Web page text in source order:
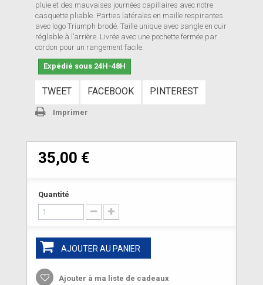
pluie et des mauvaises journées capillaires avec notre
casquette pliable. Parties latérales en maille respirantes
avec logo Triumph brodé. Taille unique avec sangle en cuir
réglable à l’arrière. Livrée avec une pochette fermée par
cordon pour un rangement facile.
Expédié sous 24H-48H
TWEET FACEBOOK PINTEREST
Imprimer
35,00 €
Quantité
AJOUTER AU PANIER
Ajouter à ma liste de cadeaux